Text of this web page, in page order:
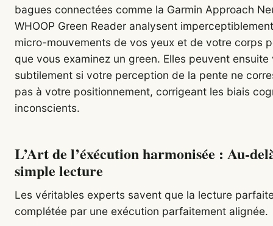
bagues connectées comme la Garmin Approach
WHOOP Green Reader analysent
micro-mouvements de vos yeux et de votre corps
que vous examinez un green. Elles peuvent ensuite
subtilement si votre perception de la pente ne
pas à votre positionnement, corrigeant les biais
inconscients.
L’Art de l’éxécution harmonisée : Au-
simple lecture
Les véritables experts savent que la lecture
complétée par une exécution parfaitement alignée.